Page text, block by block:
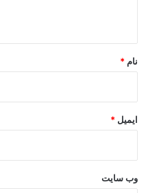
نام *
ایمیل *
وب‌ سایت